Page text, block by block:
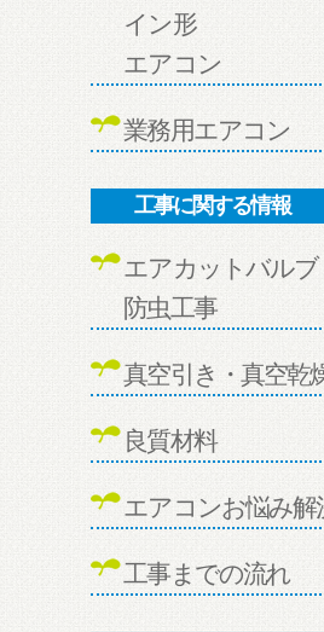
イン形
エアコン
業務用エアコン
工事に関する情報
エアカットバルブ
防虫工事
真空引き・真空乾
良質材料
エアコンお悩み解
工事までの流れ